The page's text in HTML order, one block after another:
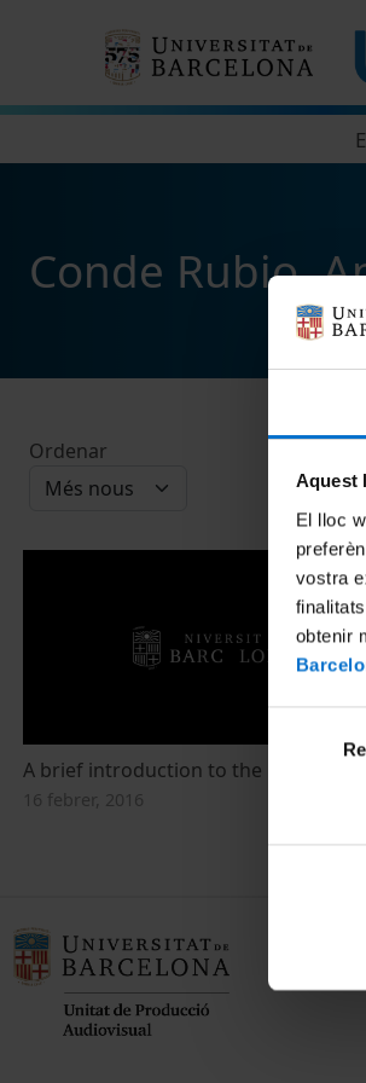
Aquest
El lloc
vostra
obtenir
de
Conde Rubio,
Ordenar
A brief introduction to the nanoworld
16 febrer, 2016